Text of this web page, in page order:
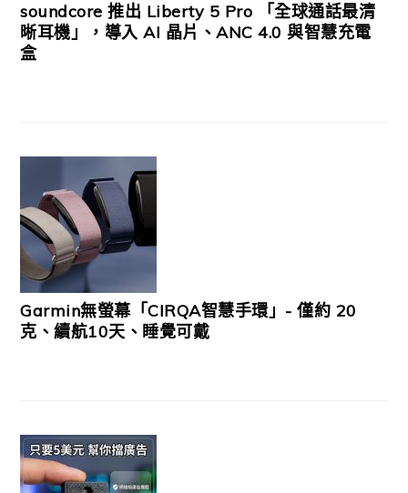
soundcore 推出 Liberty 5 Pro 「全球通話最清
晰耳機」，導入 AI 晶片、ANC 4.0 與智慧充電
盒
Garmin無螢幕「CIRQA智慧手環」- 僅約 20
克、續航10天、睡覺可戴